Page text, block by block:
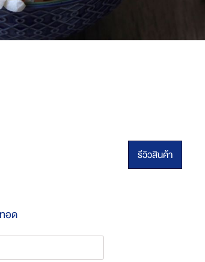
รีวิวสินค้า
อด